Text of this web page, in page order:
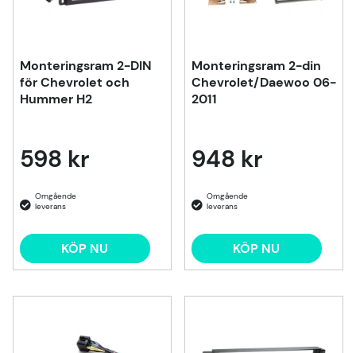
Monteringsram 2-DIN
för Chevrolet och
Hummer H2
598 kr
KÖP NU
Monteringsram 2-din
Chevrolet/Daewoo 06-
2011
948 kr
KÖP NU